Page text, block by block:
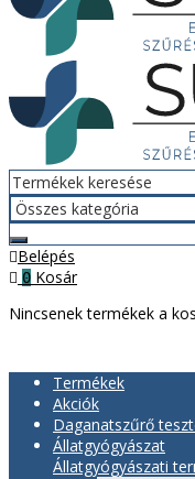
Belépés
0 Kosár
Nincsenek termékek a
Termékek
Akciók
Daganatszűrő
Állatgyógyászat
Állatgyógyászati